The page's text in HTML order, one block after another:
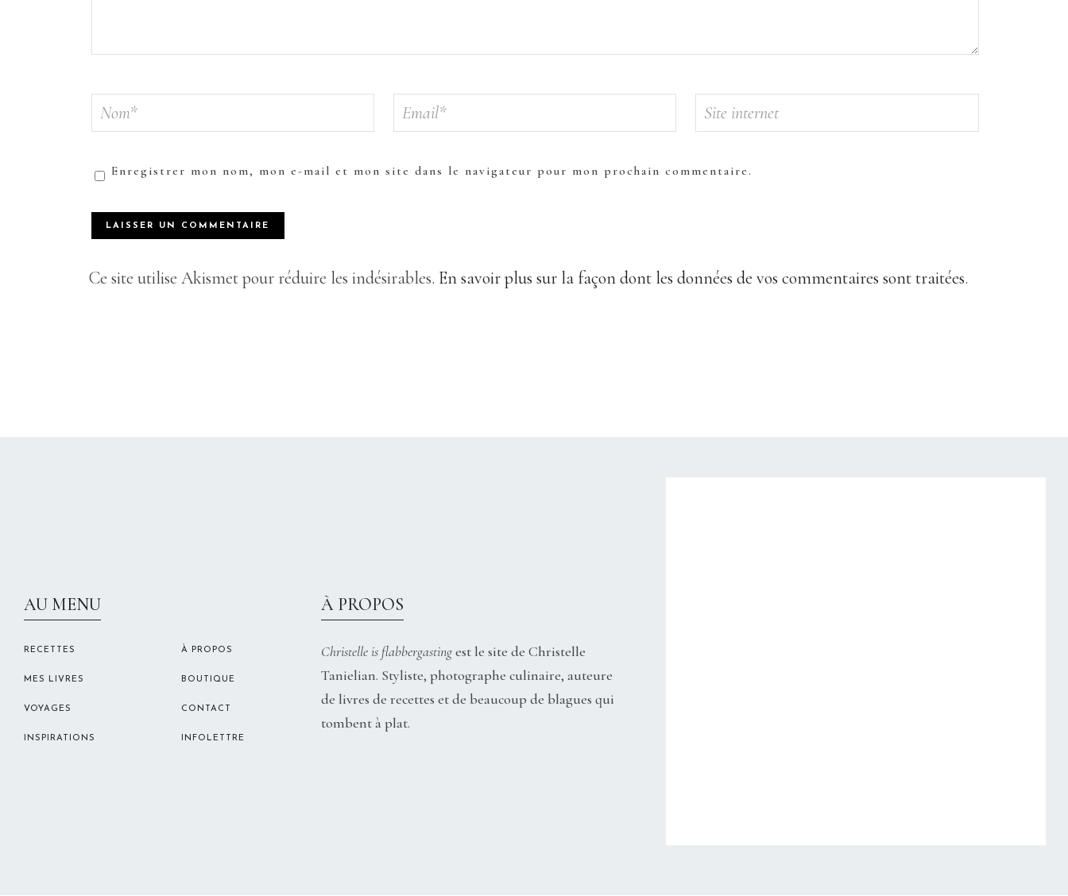
Enregistrer mon nom, mon e-mail et mon site dans le navigateur pour mon prochain commentaire.
Ce site utilise Akismet pour réduire les indésirables. En savoir plus sur la façon dont les données de vos commentaires sont traitées.
AU MENU
RECETTES
MES LIVRES
VOYAGES
INSPIRATIONS
À PROPOS
BOUTIQUE
CONTACT
INFOLETTRE
À PROPOS
Christelle is flabbergastingest le site de Christelle
Tanielian. Styliste, photographe culinaire, auteure
de livres de recettes et de beaucoup de blagues qui
tombent à plat.